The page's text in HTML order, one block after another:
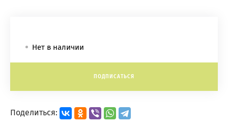
Нет в наличии
ПОДПИСАТЬСЯ
Поделиться: